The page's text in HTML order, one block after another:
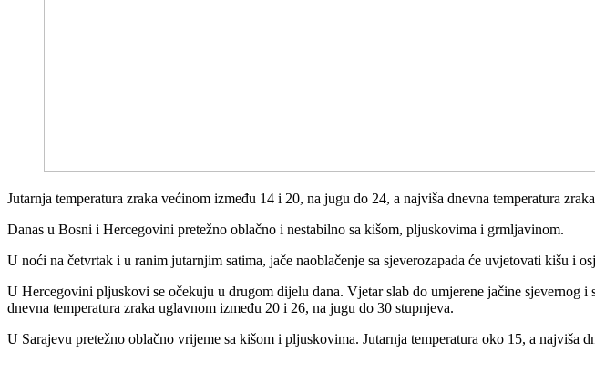
Jutarnja temperatura zraka većinom između 14 i 20, na jugu do 24, a najviša dnevna temperatura
Danas u Bosni i Hercegovini pretežno oblačno i nestabilno sa kišom, pljuskovima i grmljavinom.
U noći na četvrtak i u ranim jutarnjim satima, jače naoblačenje sa sjeverozapada će uvjetovati kišu i
U Hercegovini pljuskovi se očekuju u drugom dijelu dana. Vjetar slab do umjerene jačine sjevernog
dnevna temperatura zraka uglavnom između 20 i 26, na jugu do 30 stupnjeva.
U Sarajevu pretežno oblačno vrijeme sa kišom i pljuskovima. Jutarnja temperatura oko 15, a najviša